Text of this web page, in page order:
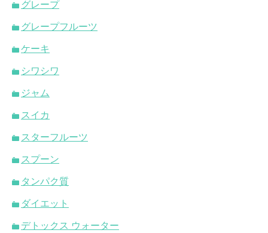
グレープ
グレープフルーツ
ケーキ
シワシワ
ジャム
スイカ
スターフルーツ
スプーン
タンパク質
ダイエット
デトックス ウォーター